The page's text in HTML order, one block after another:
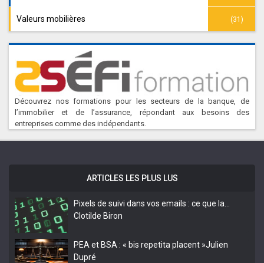
Valeurs mobilières (31)
Découvrez nos formations pour les secteurs de la banque, de
l’immobilier et de l’assurance, répondant aux besoins des
entreprises comme des indépendants.
ARTICLES LES PLUS LUS
Pixels de suivi dans vos emails : ce que la…
Clotilde Biron
PEA et BSA : « bis repetita placent »Julien
Dupré